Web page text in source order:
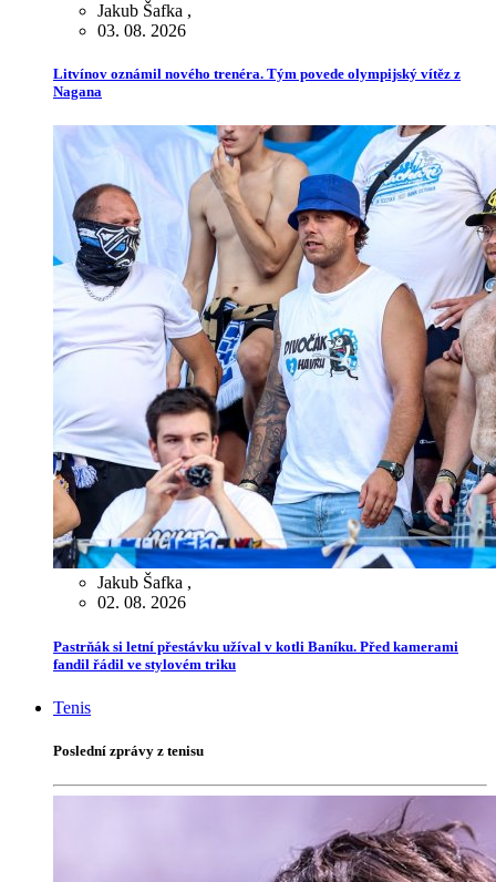
Jakub Šafka ,
03. 08. 2026
Litvínov oznámil nového trenéra. Tým povede olympijský vítěz z
Nagana
Jakub Šafka ,
02. 08. 2026
Pastrňák si letní přestávku užíval v kotli Baníku. Před kamerami
fandil řádil ve stylovém triku
Tenis
Poslední zprávy z tenisu